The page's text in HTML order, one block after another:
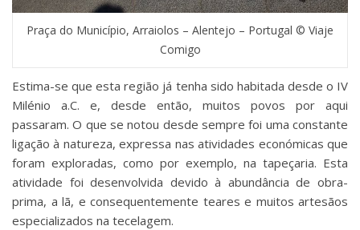
Praça do Município, Arraiolos – Alentejo – Portugal © Viaje
Comigo
Estima-se que esta região já tenha sido habitada desde o IV
Milénio a.C. e, desde então, muitos povos por aqui
passaram. O que se notou desde sempre foi uma constante
ligação à natureza, expressa nas atividades económicas que
foram exploradas, como por exemplo, na tapeçaria. Esta
atividade foi desenvolvida devido à abundância de obra-
prima, a lã, e consequentemente teares e muitos artesãos
especializados na tecelagem.